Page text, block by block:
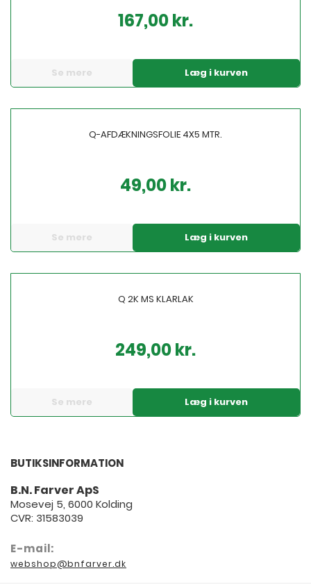
167,00 kr.
Se mere Læg i kurven
Q-AFDÆKNINGSFOLIE 4X5 MTR.
49,00 kr.
Se mere Læg i kurven
Q 2K MS KLARLAK
249,00 kr.
Se mere Læg i kurven
BUTIKSINFORMATION
B.N. Farver ApS
Mosevej 5, 6000 Kolding
CVR: 31583039
E-mail:
webshop@bnfarver.dk